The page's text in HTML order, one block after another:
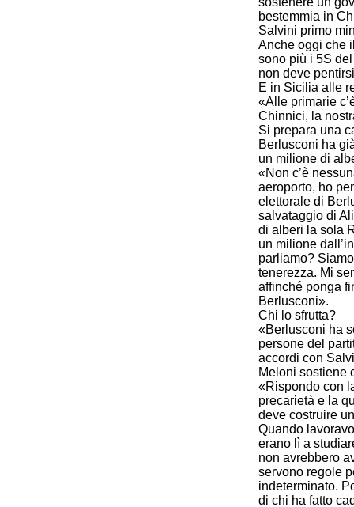
bestemmia in
Salvini primo
Anche oggi che
sono più i 5S
non deve
E in Sicilia alle
«Alle primarie
Chinnici, la
Si prepara una
Berlusconi ha
un milione di
«Non c’è
aeroporto, ho
elettorale di
salvataggio di
di alberi la sola
un milione
parliamo?
tenerezza. Mi
affinché ponga
Berlusconi».
Chi lo sfrutta?
«Berlusconi ha
persone del
accordi con
Meloni sostiene
«Rispondo con
precarietà e la
deve costruire
Quando
erano lì a
non avrebbero
servono regole
indeterminato.
di chi ha fatto